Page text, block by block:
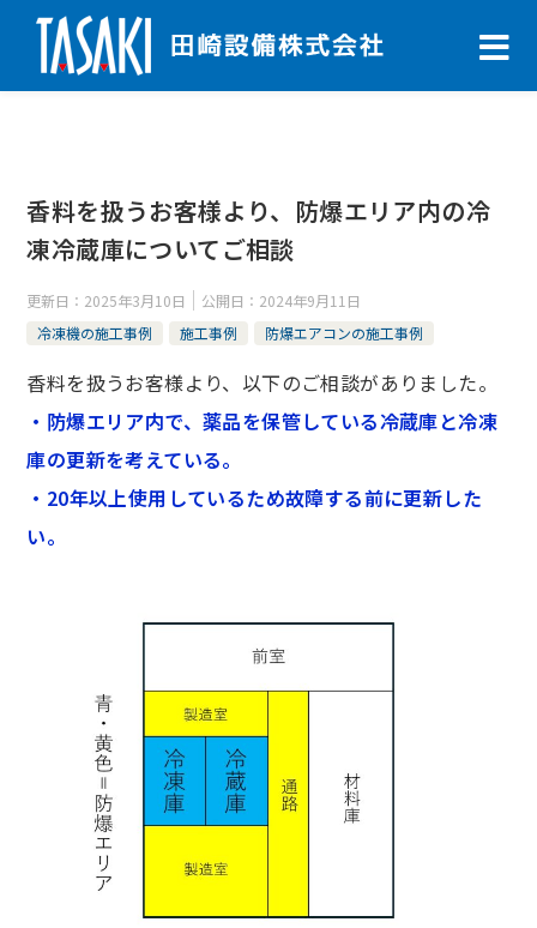
香料を扱うお客様より、防爆エリア内の冷
凍冷蔵庫についてご相談
更新日： 2025年3月10日 公開日： 2024年9月11日
冷凍機の施工事例
施工事例 防爆エアコンの施工事例
香料を扱うお客様より、以下のご相談がありました。
・防爆エリア内で、薬品を保管している冷蔵庫と冷凍
庫の更新を考えている。
・20年以上使用しているため故障する前に更新した
い。